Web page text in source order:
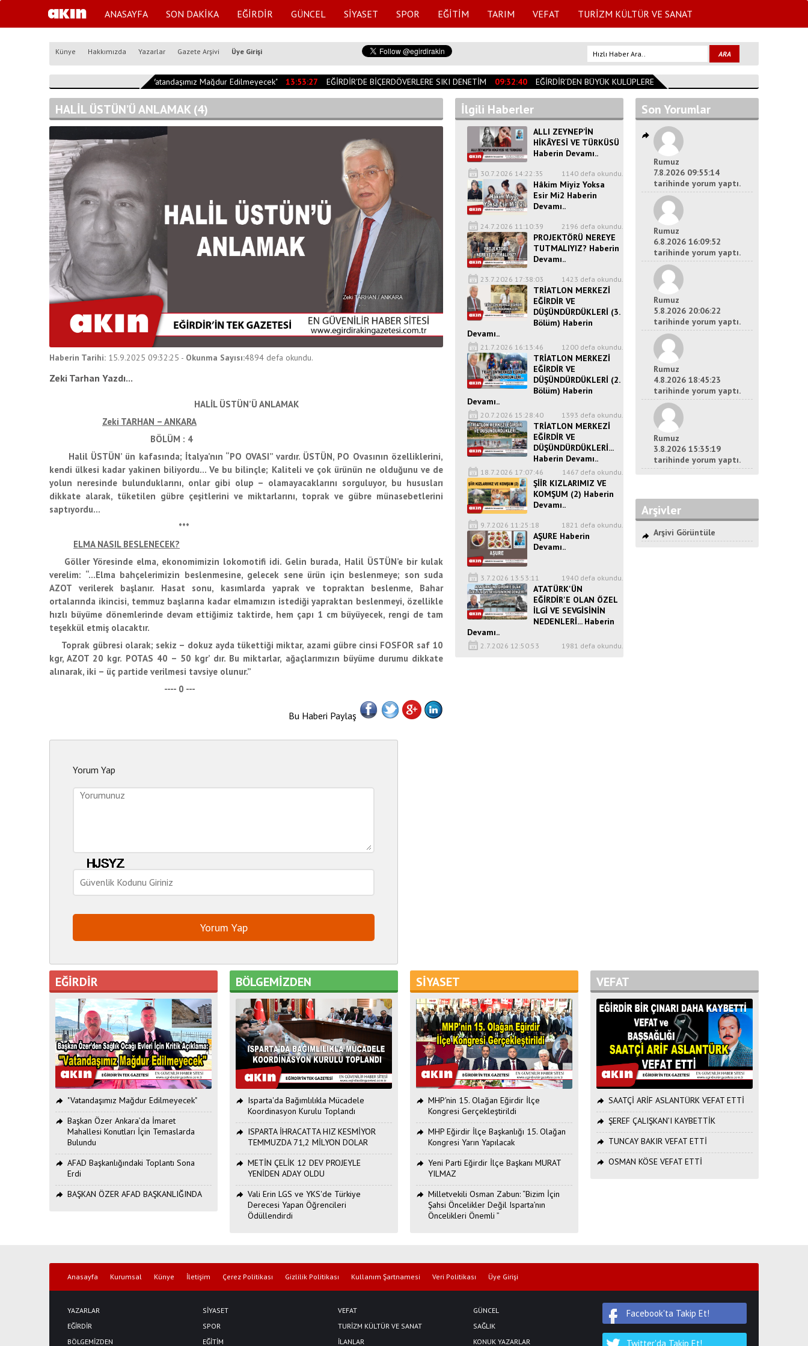
ANASAYFA SON DAKİKA EĞİRDİR GÜNCEL SİYASET SPOR EĞİTİM TARIM VEFAT TURİZM KÜLTÜR VE SANAT
Künye Hakkımızda Yazarlar Gazete Arşivi Üye Girişi
"Vatandaşımız Mağdur Edilmeyecek" 13:53:27 EĞİRDİR'DE BİÇERDÖVERLERE SIKI DENETİM 09:32:40 EĞİRDİR’DEN BÜYÜK KULÜPLERE UZANAN GURUR
HALİL ÜSTÜN’Ü ANLAMAK (4)
Haberin Tarihi: 15.9.2025 09:32:25 - Okunma Sayısı:4894 defa okundu.
Zeki Tarhan Yazdı...
HALİL ÜSTÜN’Ü ANLAMAK
Zeki TARHAN – ANKARA
BÖLÜM : 4
Halil ÜSTÜN’ ün kafasında; İtalya’nın “PO OVASI” vardır. ÜSTÜN, PO Ovasının özelliklerini,
kendi ülkesi kadar yakinen biliyordu… Ve bu bilinçle; Kaliteli ve çok ürünün ne olduğunu ve de
yolun neresinde bulunduklarını, onlar gibi olup – olamayacaklarını sorguluyor, bu hususları
dikkate alarak, tüketilen gübre çeşitlerini ve miktarlarını, toprak ve gübre münasebetlerini
saptıyordu…
***
ELMA NASIL BESLENECEK?
Göller Yöresinde elma, ekonomimizin lokomotifi idi. Gelin burada, Halil ÜSTÜN’e bir kulak
verelim: “…Elma bahçelerimizin beslenmesine, gelecek sene ürün için beslenmeye; son suda
AZOT verilerek başlanır. Hasat sonu, kasımlarda yaprak ve topraktan beslenme, Bahar
ortalarında ikincisi, temmuz başlarına kadar elmamızın istediği yapraktan beslenmeyi, özellikle
hızlı büyüme dönemlerinde devam ettiğimiz taktirde, hem çapı 1 cm büyüyecek, rengi de tam
teşekkül etmiş olacaktır.
Toprak gübresi olarak; sekiz – dokuz ayda tükettiği miktar, azami gübre cinsi FOSFOR saf 10
kgr, AZOT 20 kgr. POTAS 40 – 50 kgr’ dır. Bu miktarlar, ağaçlarımızın büyüme durumu dikkate
alınarak, iki – üç partide verilmesi tavsiye olunur.”
---- 0 ---
Bu Haberi Paylaş
Yorum Yap
İlgili Haberler
ALLI ZEYNEP’İN
HİKÂYESİ VE TÜRKÜSÜ
Haberin Devamı..
30.7.2026 14:22:35 1140 defa okundu.
Hâkim Miyiz Yoksa
Esir Mi2 Haberin
Devamı..
24.7.2026 11:10:39 2196 defa okundu.
PROJEKTÖRÜ NEREYE
TUTMALIYIZ? Haberin
Devamı..
23.7.2026 17:38:03 1423 defa okundu.
TRİATLON MERKEZİ
EĞİRDİR VE
DÜŞÜNDÜRDÜKLERİ (3.
Bölüm) Haberin
Devamı..
21.7.2026 16:13:46 1200 defa okundu.
TRİATLON MERKEZİ
EĞİRDİR VE
DÜŞÜNDÜRDÜKLERİ (2.
Bölüm) Haberin
Devamı..
20.7.2026 15:28:40 1393 defa okundu.
TRİATLON MERKEZİ
EĞİRDİR VE
DÜŞÜNDÜRDÜKLERİ...
Haberin Devamı..
18.7.2026 17:07:46 1467 defa okundu.
ŞİİR KIZLARIMIZ VE
KOMŞUM (2) Haberin
Devamı..
9.7.2026 11:25:18 1821 defa okundu.
AŞURE Haberin
Devamı..
3.7.2026 13:53:11 1940 defa okundu.
ATATÜRK'ÜN
EĞİRDİR'E OLAN ÖZEL
İLGİ VE SEVGİSİNİN
NEDENLERİ... Haberin
Devamı..
2.7.2026 12:50:53 1981 defa okundu.
Son Yorumlar
Rumuz
7.8.2026 09:55:14
tarihinde yorum yaptı.
Rumuz
6.8.2026 16:09:52
tarihinde yorum yaptı.
Rumuz
5.8.2026 20:06:22
tarihinde yorum yaptı.
Rumuz
4.8.2026 18:45:23
tarihinde yorum yaptı.
Rumuz
3.8.2026 15:35:19
tarihinde yorum yaptı.
Arşivler
Arşivi Görüntüle
EĞİRDİR
"Vatandaşımız Mağdur Edilmeyecek"
Başkan Özer Ankara’da İmaret
Mahallesi Konutları İçin Temaslarda
Bulundu
AFAD Başkanlığındaki Toplantı Sona
Erdi
BAŞKAN ÖZER AFAD BAŞKANLIĞINDA
BÖLGEMİZDEN
Isparta'da Bağımlılıkla Mücadele
Koordinasyon Kurulu Toplandı
ISPARTA İHRACATTA HIZ KESMİYOR
TEMMUZDA 71,2 MİLYON DOLAR
METİN ÇELİK 12 DEV PROJEYLE
YENİDEN ADAY OLDU
Vali Erin LGS ve YKS'de Türkiye
Derecesi Yapan Öğrencileri
Ödüllendirdi
SİYASET
MHP'nin 15. Olağan Eğirdir İlçe
Kongresi Gerçekleştirildi
MHP Eğirdir İlçe Başkanlığı 15. Olağan
Kongresi Yarın Yapılacak
Yeni Parti Eğirdir İlçe Başkanı MURAT
YILMAZ
Milletvekili Osman Zabun: “Bizim İçin
Şahsi Öncelikler Değil Isparta’nın
Öncelikleri Önemli ”
VEFAT
SAATÇİ ARİF ASLANTÜRK VEFAT ETTİ
ŞEREF ÇALIŞKAN’I KAYBETTİK
TUNCAY BAKIR VEFAT ETTİ
OSMAN KÖSE VEFAT ETTİ
Anasayfa Kurumsal Künye İletişim Çerez Politikası Gizlilik Politikası Kullanım Şartnamesi Veri Politikası Üye Girişi
YAZARLAR
EĞİRDİR
BÖLGEMİZDEN
SİYASET
SPOR
EĞİTİM
VEFAT
TURİZM KÜLTÜR VE SANAT
İLANLAR
GÜNCEL
SAĞLIK
KONUK YAZARLAR
Facebook'ta Takip Et!
Twitter'da Takip Et!